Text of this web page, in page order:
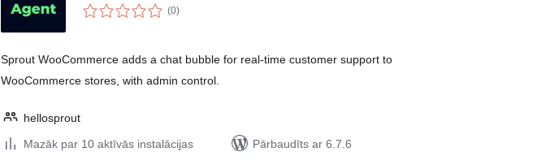
(0vērtējumu
kopsumma
)
Sprout WooCommerce adds a chat bubble for real-time customer support to
WooCommerce stores, with admin control.
hellosprout
Mazāk par 10 aktīvās instalācijas
Pārbaudīts ar 6.7.6